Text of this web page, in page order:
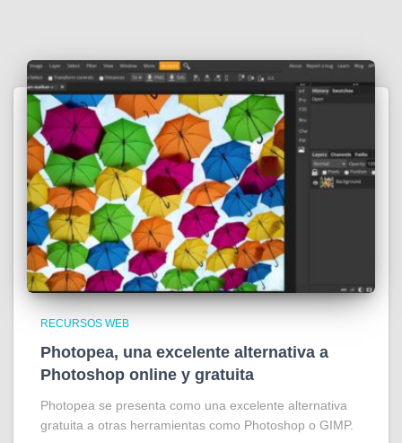
RECURSOS WEB
Photopea, una excelente alternativa a
Photoshop online y gratuita
Photopea se presenta como una excelente alternativa
gratuita a otras herramientas como Photoshop o GIMP.